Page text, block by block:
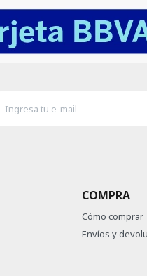
COMPRA
Cómo comprar
Envíos y